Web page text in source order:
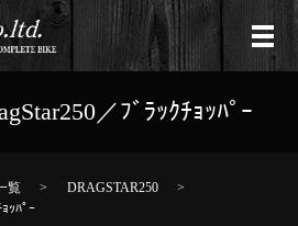
／ﾌﾞﾗｯｸﾁｮｯﾊﾟｰ
覧
DRAGSTAR250
ｯﾊﾟｰ